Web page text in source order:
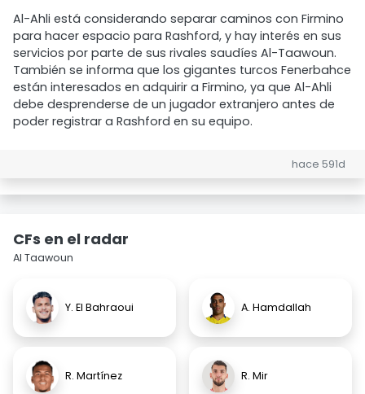
Al-Ahli está considerando separar caminos con Firmino
para hacer espacio para Rashford, y hay interés en sus
servicios por parte de sus rivales saudíes Al-Taawoun.
También se informa que los gigantes turcos Fenerbahce
están interesados en adquirir a Firmino, ya que Al-Ahli
debe desprenderse de un jugador extranjero antes de
poder registrar a Rashford en su equipo.
hace 591d
CFs en el radar
Al Taawoun
Y. El Bahraoui A. Hamdallah
R. Martínez R. Mir